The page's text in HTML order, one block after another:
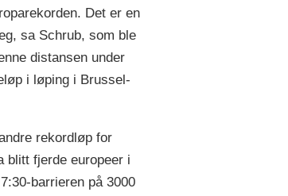
Det er en
sa Schrub, som ble
distansen under
i løping i Brussel-
rekordløp for
blitt fjerde europeer i
barrieren på 3000